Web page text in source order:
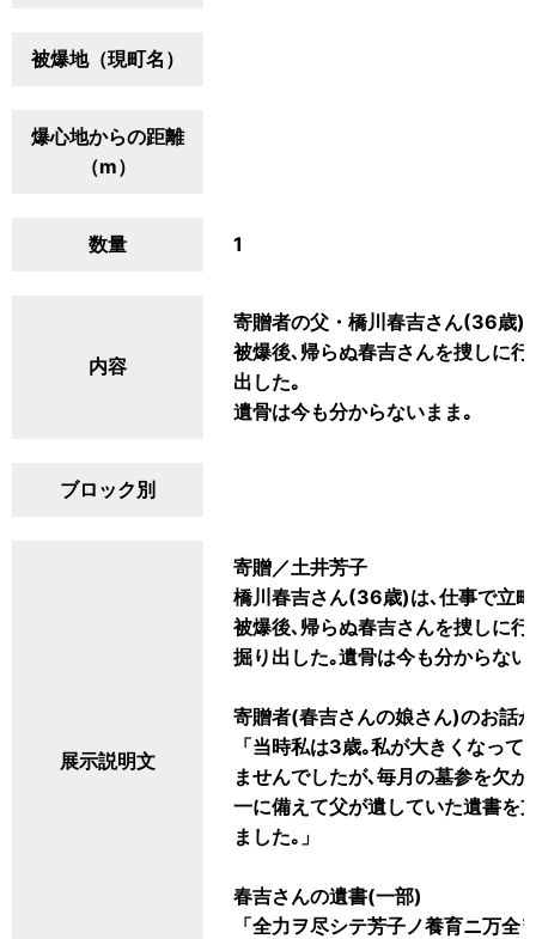
被爆地（現町名）
爆心地からの距離
（m）
数量 1
内容
寄贈者の父・橋川春吉さん(36歳)
被爆後､帰らぬ春吉さんを捜しに
出した｡
遺骨は今も分からないまま｡
ブロック別
展示説明文
寄贈／土井芳子
橋川春吉さん(36歳)は､仕事で立
被爆後､帰らぬ春吉さんを捜しに
掘り出した｡遺骨は今も分からない
寄贈者(春吉さんの娘さん)のお話
「当時私は3歳｡私が大きくなっ
ませんでしたが､毎月の墓参を欠
一に備えて父が遺していた遺書を
ました｡」
春吉さんの遺書(一部)
「全力ヲ尽シテ芳子ノ養育ニ万